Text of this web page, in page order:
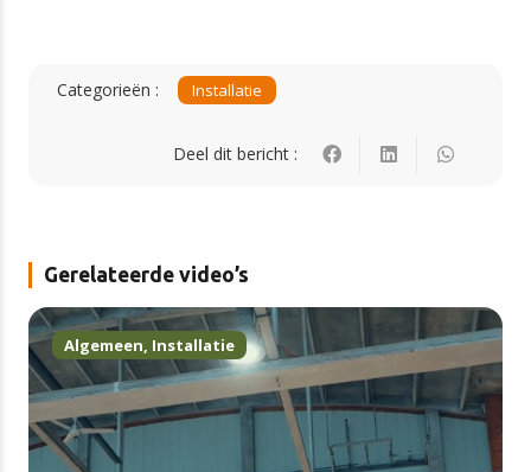
Categorieën : Installatie
Deel dit bericht :
Gerelateerde video’s
Algemeen, Installatie